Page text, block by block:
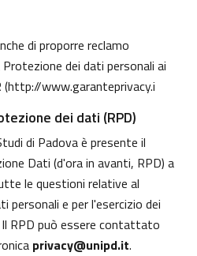
di proporre reclamo
dei dati personali ai
(http://www.garanteprivacy.i
dei dati (RPD)
di Padova è presente il
Dati (d'ora in avanti, RPD) a
le questioni relative al
e per l'esercizio dei
RPD può essere contattato
privacy@unipd.it.